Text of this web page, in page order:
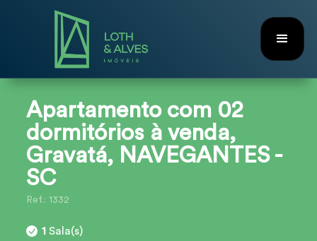
Apartamento com 02
dormitórios à venda,
Gravatá, NAVEGANTES -
SC
Ref.: 1332
1 Sala(s)